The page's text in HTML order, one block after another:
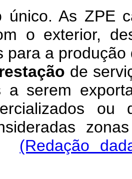
único. As ZPE
o exterior,
para a
de
a serem
ou
(Redação